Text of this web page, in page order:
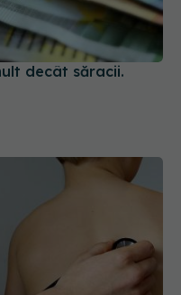
decât săracii.